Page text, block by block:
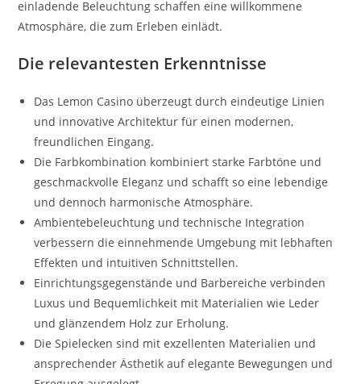
einladende Beleuchtung schaffen eine willkommene
Atmosphäre, die zum Erleben einlädt.
Die relevantesten Erkenntnisse
Das Lemon Casino überzeugt durch eindeutige Linien
und innovative Architektur für einen modernen,
freundlichen Eingang.
Die Farbkombination kombiniert starke Farbtöne und
geschmackvolle Eleganz und schafft so eine lebendige
und dennoch harmonische Atmosphäre.
Ambientebeleuchtung und technische Integration
verbessern die einnehmende Umgebung mit lebhaften
Effekten und intuitiven Schnittstellen.
Einrichtungsgegenstände und Barbereiche verbinden
Luxus und Bequemlichkeit mit Materialien wie Leder
und glänzendem Holz zur Erholung.
Die Spielecken sind mit exzellenten Materialien und
ansprechender Ästhetik auf elegante Bewegungen und